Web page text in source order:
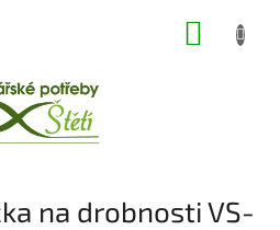
na drobnosti VS-